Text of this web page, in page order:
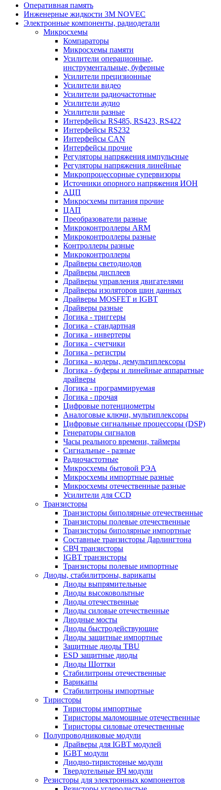
Оперативная память
Инженерные жидкости 3M NOVEC
Электронные компоненты, радиодетали
Микросхемы
Компараторы
Микросхемы памяти
Усилители операционные,
инструментальные, буферные
Усилители прецизионные
Усилители видео
Усилители радиочастотные
Усилители аудио
Усилители разные
Интерфейсы RS485, RS423, RS422
Интерфейсы RS232
Интерфейсы CAN
Интерфейсы прочие
Регуляторы напряжения импульсные
Регуляторы напряжения линейные
Микропроцессорные супервизоры
Источники опорного напряжения ИОН
АЦП
Микросхемы питания прочие
ЦАП
Преобразователи разные
Микроконтроллеры ARM
Микроконтроллеры разные
Контроллеры разные
Микроконтроллеры
Драйверы светодиодов
Драйверы дисплеев
Драйверы управления двигателями
Драйверы изоляторов шин данных
Драйверы MOSFET и IGBT
Драйверы разные
Логика - триггеры
Логика - стандартная
Логика - инвертеры
Логика - счетчики
Логика - регистры
Логика - кодеры, демультиплексоры
Логика - буферы и линейные аппаратные
драйверы
Логика - программируемая
Логика - прочая
Цифровые потенциометры
Аналоговые ключи, мультиплексоры
Цифровые сигнальные процессоры (DSP)
Генераторы сигналов
Часы реального времени, таймеры
Сигнальные - разные
Радиочастотные
Микросхемы бытовой РЭА
Микросхемы импортные разные
Микросхемы отечественные разные
Усилители для CCD
Транзисторы
Транзисторы биполярные отечественные
Транзисторы полевые отечественные
Транзисторы биполярные импортные
Составные транзисторы Дарлингтона
СВЧ транзисторы
IGBT транзисторы
Транзисторы полевые импортные
Диоды, стабилитроны, варикапы
Диоды выпрямительные
Диоды высоковольтные
Диоды отечественные
Диоды силовые отечественные
Диодные мосты
Диоды быстродействующие
Диоды защитные импортные
Защитные диоды TBU
ESD защитные диоды
Диоды Шоттки
Стабилитроны отечественные
Варикапы
Стабилитроны импортные
Тиристоры
Тиристоры импортные
Тиристоры маломощные отечественные
Тиристоры силовые отечественные
Полупроводниковые модули
Драйверы для IGBT модулей
IGBT модули
Диодно-тиристорные модули
Твердотельные ВЧ модули
Резисторы для электронных компонентов